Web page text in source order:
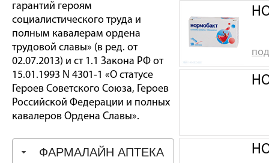
гарантий героям
социалистического труда и
полным кавалерам ордена
трудовой славы» (в ред. от
02.07.2013) и ст 1.1 Закона РФ от
15.01.1993 N 4301-1 «О статусе
Героев Советского Союза, Героев
Российской Федерации и полных
кавалеров Ордена Славы».
ФАРМАЛАЙН АПТЕКА